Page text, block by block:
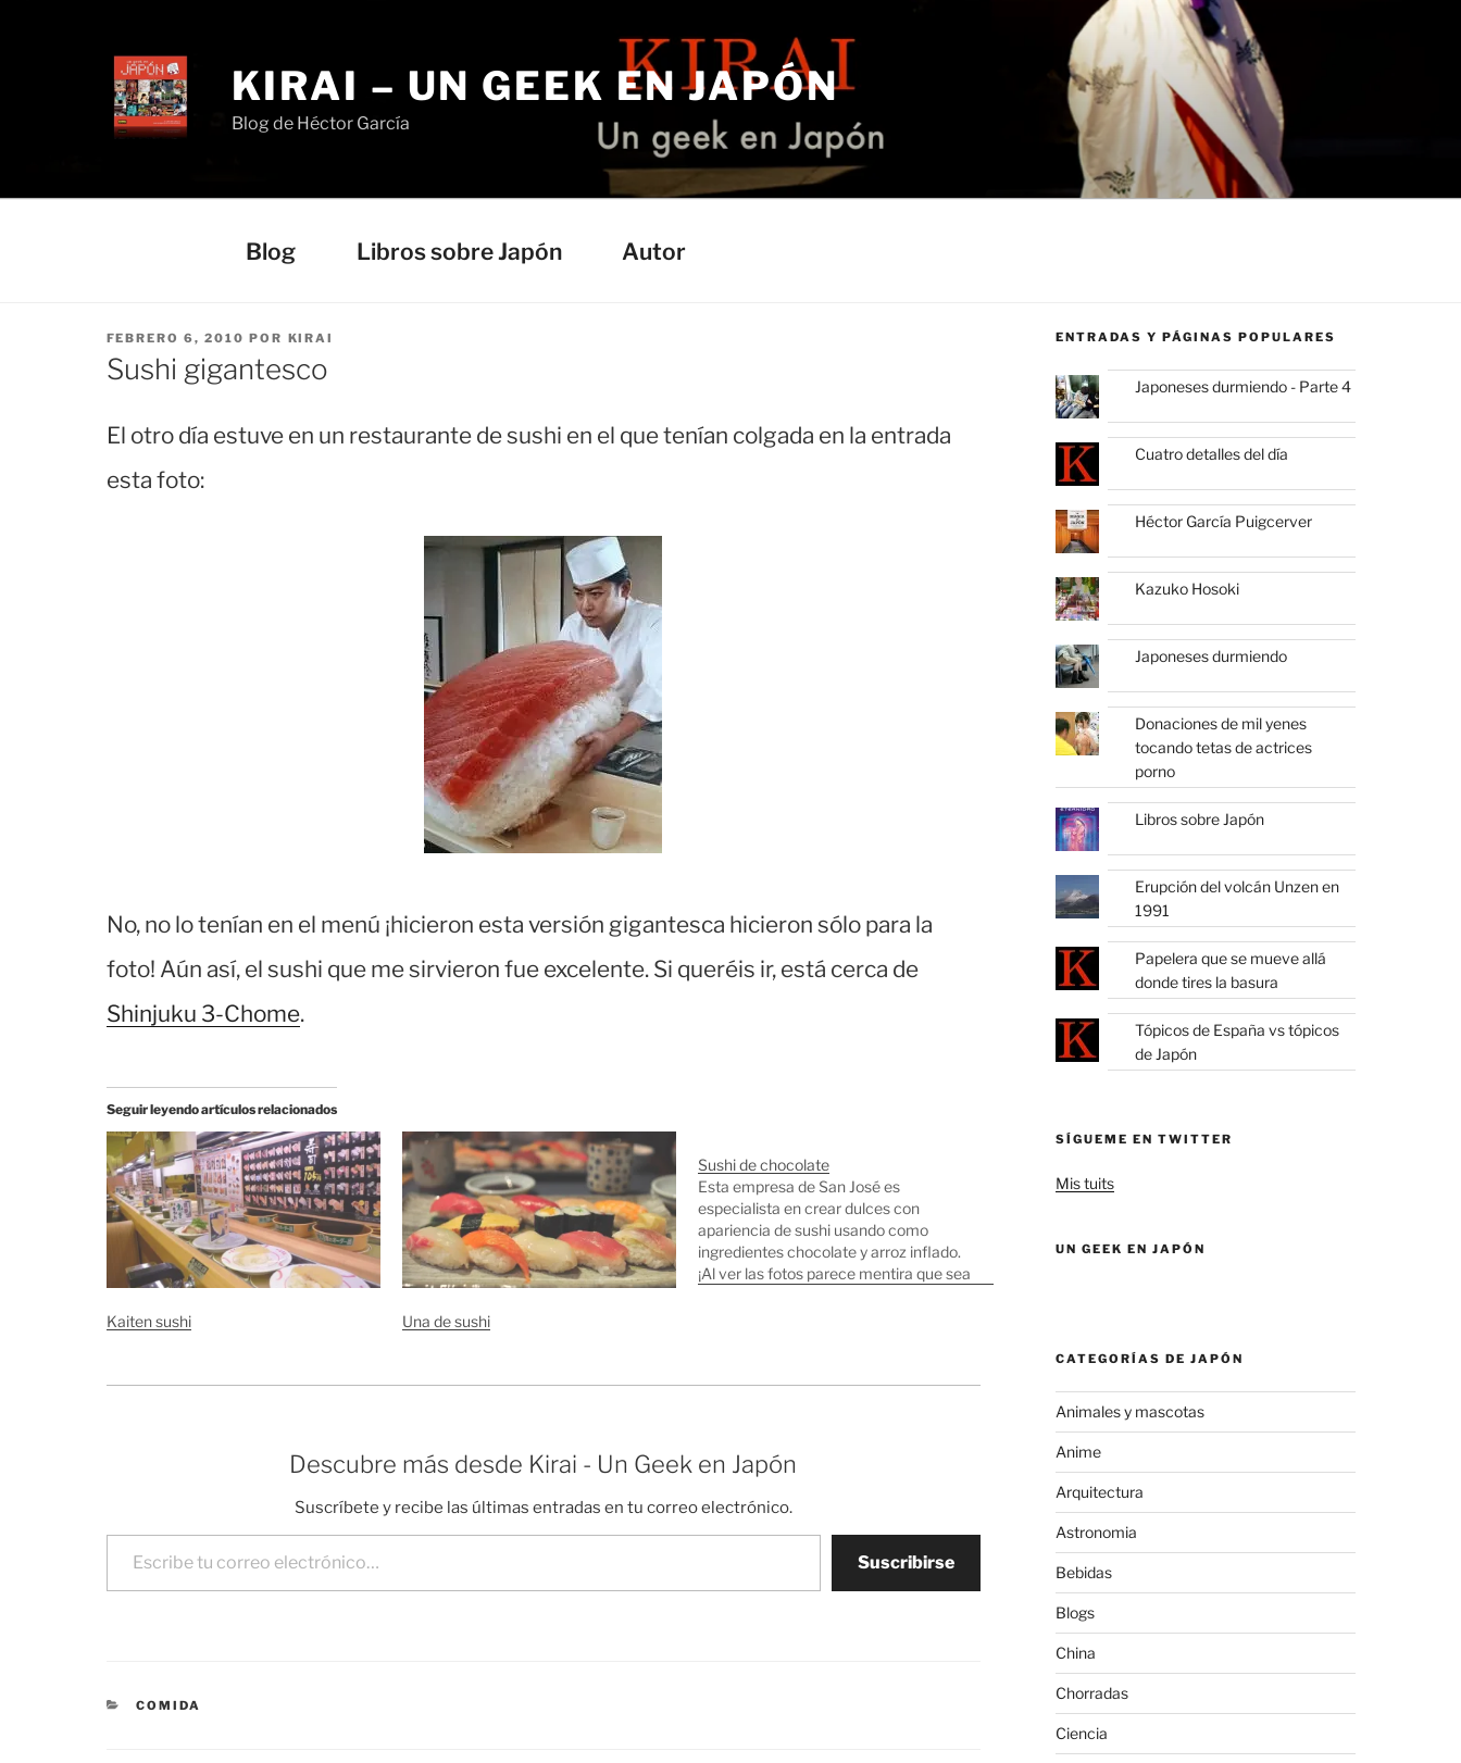
KIRAI – UN GEEK EN JAPÓN
Blog de Héctor García
Blog Libros sobre Japón Autor
PUBLICADO
EL
FEBRERO 6, 2010 POR KIRAI
Sushi gigantesco
El otro día estuve en un restaurante de sushi en el que tenían colgada en la entrada
esta foto:
No, no lo tenían en el menú ¡hicieron esta versión gigantesca hicieron sólo para la
foto! Aún así, el sushi que me sirvieron fue excelente. Si queréis ir, está cerca de
Shinjuku 3-Chome.
Seguir leyendo artículos relacionados
Kaiten sushi Una de sushi
Sushi de chocolate
Esta empresa de San José es
especialista en crear dulces con
apariencia de sushi usando como
ingredientes chocolate y arroz inflado.
¡Al ver las fotos parece mentira que sea
Descubre más desde Kirai - Un Geek en Japón
Suscríbete y recibe las últimas entradas en tu correo electrónico.
Escribe tu correo electrónico…
Suscribirse
CATEGORÍAS
COMIDA
ENTRADAS Y PÁGINAS POPULARES
Japoneses durmiendo - Parte 4
Cuatro detalles del día
Héctor García Puigcerver
Kazuko Hosoki
Japoneses durmiendo
Donaciones de mil yenes
tocando tetas de actrices
porno
Libros sobre Japón
Erupción del volcán Unzen en
1991
Papelera que se mueve allá
donde tires la basura
Tópicos de España vs tópicos
de Japón
SÍGUEME EN TWITTER
Mis tuits
UN GEEK EN JAPÓN
CATEGORÍAS DE JAPÓN
Animales y mascotas
Anime
Arquitectura
Astronomia
Bebidas
Blogs
China
Chorradas
Ciencia